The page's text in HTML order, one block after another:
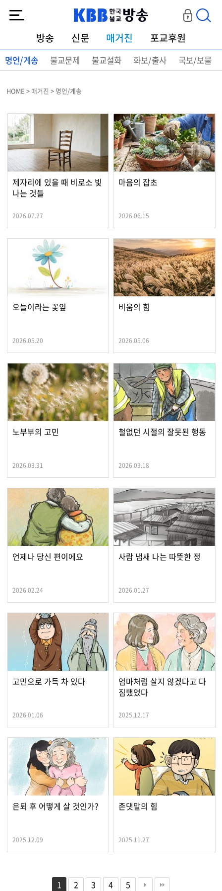
방송 신문 매거진 포교후원
명언/게송 불교문제 불교설화 화보/출사 국보/보물
HOME > 매거진 > 명언/게송
제자리에 있을 때 비로소 빛
나는 것들
2026.07.27
마음의 잡초
2026.06.15
오늘이라는 꽃잎
2026.05.20
비움의 힘
2026.05.06
노부부의 고민
2026.03.31
철없던 시절의 잘못된 행동
2026.03.18
언제나 당신 편이에요
2026.02.24
사람 냄새 나는 따뜻한 정
2026.01.27
고민으로 가득 차 있다
2026.01.06
엄마처럼 살지 않겠다고 다
짐했었다
2025.12.17
은퇴 후 어떻게 살 것인가?
2025.12.09
존댓말의 힘
2025.11.27
1 2 3 4 5